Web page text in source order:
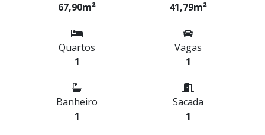
67,90m²
41,79m²
Quartos
1
Vagas
1
Banheiro
1
Sacada
1